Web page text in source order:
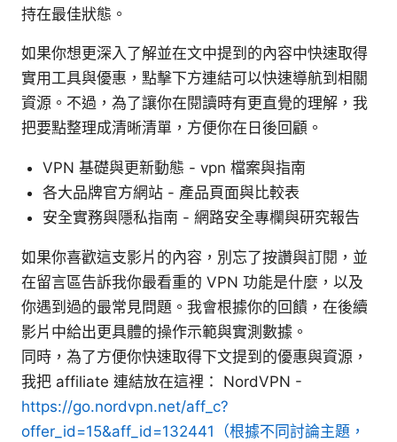
持在最佳狀態。
如果你想更深入了解並在文中提到的內容中快速取得
實用工具與優惠，點擊下方連結可以快速導航到相關
資源。不過，為了讓你在閱讀時有更直覺的理解，我
把要點整理成清晰清單，方便你在日後回顧。
VPN 基礎與更新動態 - vpn 檔案與指南
各大品牌官方網站 - 產品頁面與比較表
安全實務與隱私指南 - 網路安全專欄與研究報告
如果你喜歡這支影片的內容，別忘了按讚與訂閱，並
在留言區告訴我你最看重的 VPN 功能是什麼，以及
你遇到過的最常見問題。我會根據你的回饋，在後續
影片中給出更具體的操作示範與實測數據。
同時，為了方便你快速取得下文提到的優惠與資源，
我把 affiliate 連結放在這裡： NordVPN -
https://go.nordvpn.net/aff_c?
offer_id=15&aff_id=132441（根據不同討論主題，